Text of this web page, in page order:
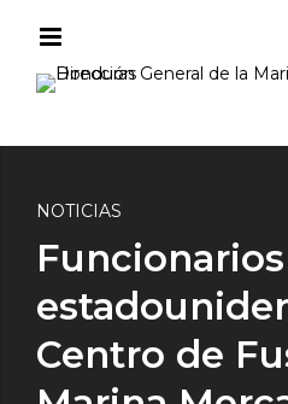
NOTICIAS
Funcionarios
Centro de